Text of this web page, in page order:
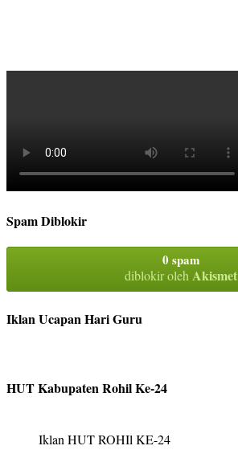
Spam Diblokir
0 spam
diblokir olehAkismet
Iklan Ucapan Hari Guru
HUT Kabupaten Rohil Ke-24
Iklan HUT ROHIl KE-24